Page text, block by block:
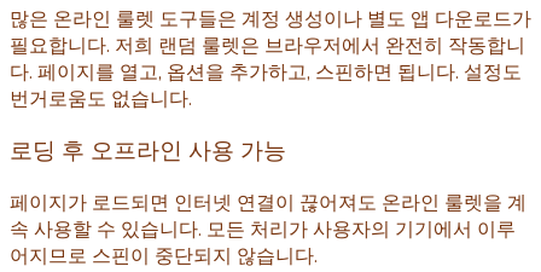
많은 온라인 룰렛 도구들은 계정 생성이나 별도 앱 다운로드가
필요합니다. 저희 랜덤 룰렛은 브라우저에서 완전히 작동합니
다. 페이지를 열고, 옵션을 추가하고, 스핀하면 됩니다. 설정도
번거로움도 없습니다.
로딩 후 오프라인 사용 가능
페이지가 로드되면 인터넷 연결이 끊어져도 온라인 룰렛을 계
속 사용할 수 있습니다. 모든 처리가 사용자의 기기에서 이루
어지므로 스핀이 중단되지 않습니다.